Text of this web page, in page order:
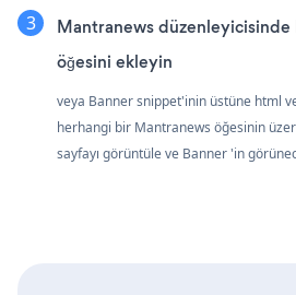
Mantranews
öğesini ekleyin
veya Banner snippet'inin üstüne html
herhangi bir Mantranews öğesinin
sayfayı görüntüle ve Banner 'in